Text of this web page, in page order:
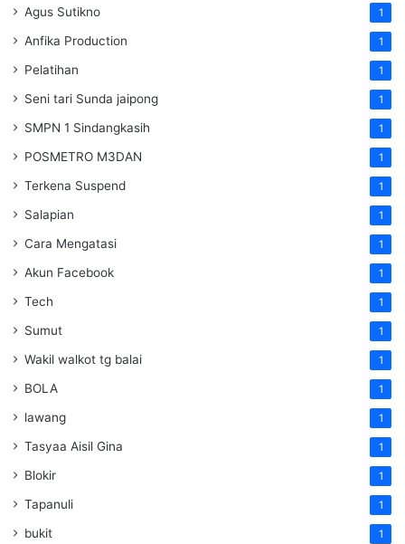
Agus Sutikno 1
Anfika Production 1
Pelatihan 1
Seni tari Sunda jaipong 1
SMPN 1 Sindangkasih 1
POSMETRO M3DAN 1
Terkena Suspend 1
Salapian 1
Cara Mengatasi 1
Akun Facebook 1
Tech 1
Sumut 1
Wakil walkot tg balai 1
BOLA 1
lawang 1
Tasyaa Aisil Gina 1
Blokir 1
Tapanuli 1
bukit 1